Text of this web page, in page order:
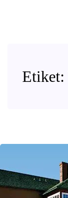
Etiket: